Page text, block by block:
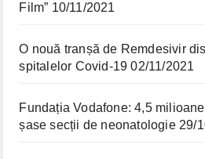
Film” 10/11/2021
O nouă tranșă de Remdesivir
spitalelor Covid-19 02/11/2021
Fundația Vodafone: 4,5
șase secții de neonatologie 29/